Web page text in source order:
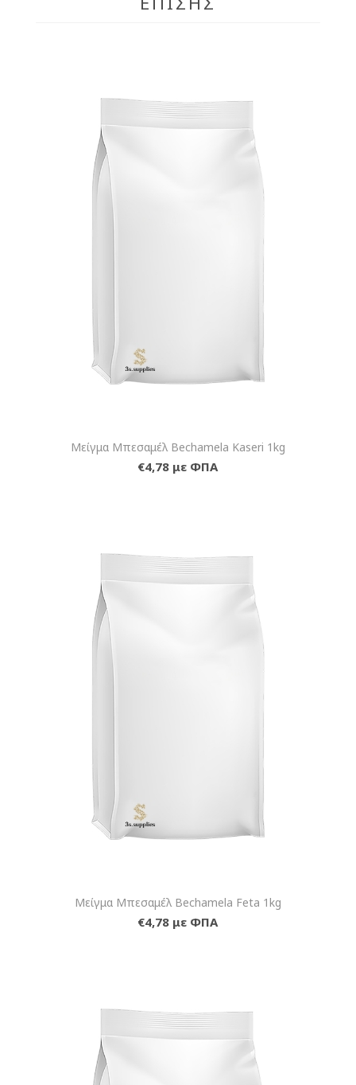
Μείγμα Μπεσαμέλ Bechamela Kaseri 1kg
€4,78 με ΦΠΑ
Μείγμα Μπεσαμέλ Bechamela Feta 1kg
€4,78 με ΦΠΑ